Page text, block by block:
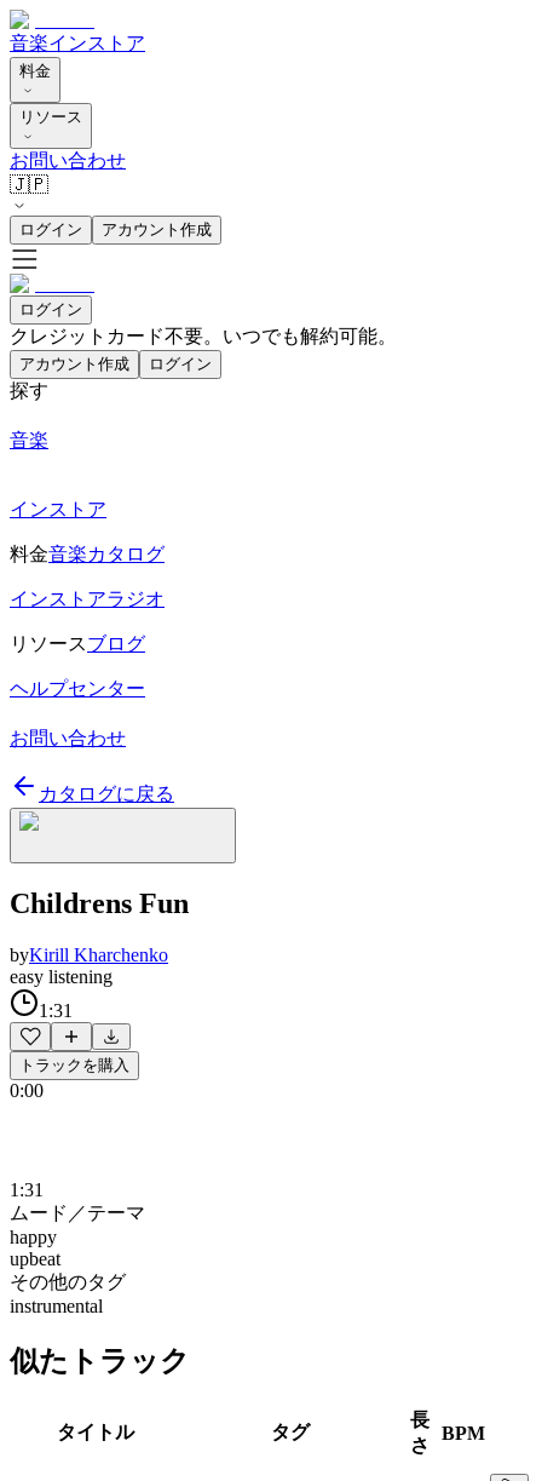
音楽インストア
料金
リソース
お問い合わせ
🇯🇵
ログイン アカウント作成
ログイン
クレジットカード不要。いつでも解約可能。
アカウント作成 ログイン
探す
音楽
インストア
料金音楽カタログ
インストアラジオ
リソースブログ
ヘルプセンター
お問い合わせ
カタログに戻る
Childrens Fun
byKirill Kharchenko
easy listening
1:31
トラックを購入
0:00
1:31
ムード／テーマ
happy
upbeat
その他のタグ
instrumental
似たトラック
タイトル タグ
長
さ
BPM